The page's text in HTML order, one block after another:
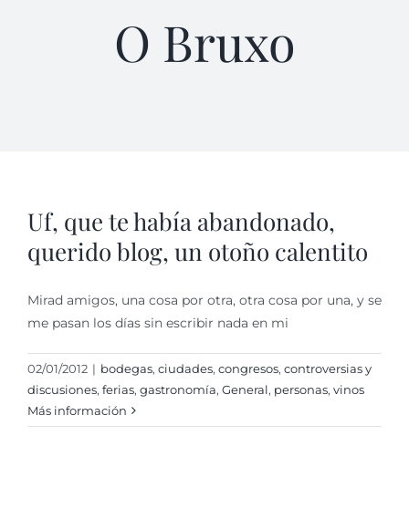
O Bruxo
Uf, que te había abandonado,
querido blog, un otoño calentito
Mirad amigos, una cosa por otra, otra cosa por una, y se
me pasan los días sin escribir nada en mi
02/01/2012 | bodegas, ciudades, congresos, controversias y
discusiones, ferias, gastronomí­a, General, personas, vinos
Más información